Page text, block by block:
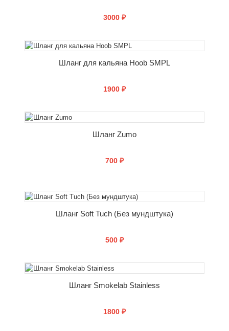
3000 ₽
СООБЩИТЬ О ПОСТУПЛЕНИИ
Шланг для кальяна Hoob SMPL
1900 ₽
СООБЩИТЬ О ПОСТУПЛЕНИИ
Шланг Zumo
700 ₽
СООБЩИТЬ О ПОСТУПЛЕНИИ
Шланг Soft Tuch (Без мундштука)
500 ₽
СООБЩИТЬ О ПОСТУПЛЕНИИ
Шланг Smokelab Stainless
1800 ₽